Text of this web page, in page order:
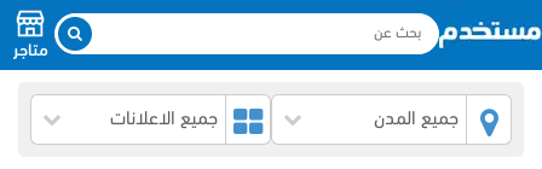
متاجر
جميع المدن جميع الاعلانات